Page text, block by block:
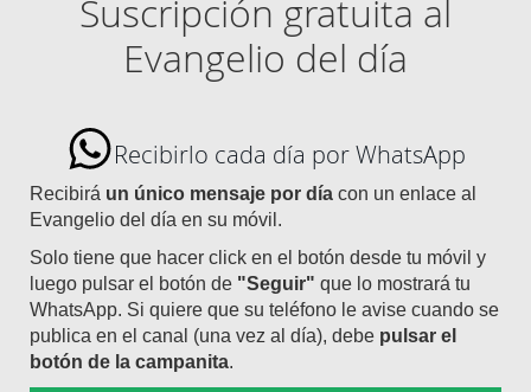
Suscripción gratuita al
Evangelio del día
Recibirlo cada día por WhatsApp
Recibirá un único mensaje por día con un enlace al
Evangelio del día en su móvil.
Solo tiene que hacer click en el botón desde tu móvil y
luego pulsar el botón de "Seguir" que lo mostrará tu
WhatsApp. Si quiere que su teléfono le avise cuando se
publica en el canal (una vez al día), debe pulsar el
botón de la campanita.